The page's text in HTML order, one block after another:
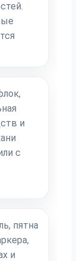
и
с
пятна
и